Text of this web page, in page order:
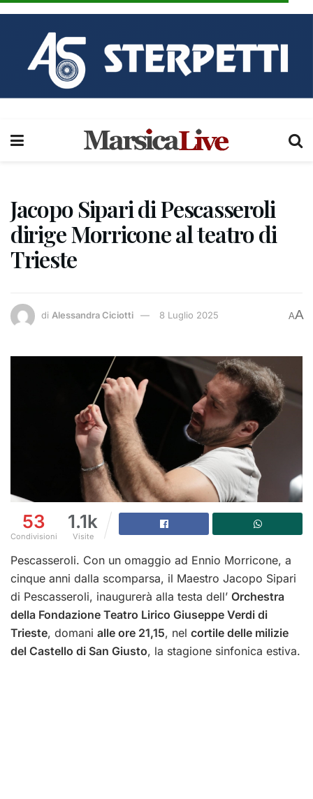
Jacopo Sipari di Pescasseroli
dirige Morricone al teatro di
Trieste
di Alessandra Ciciotti 8 Luglio 2025 AA
53
Condivisioni
1.1k
Visite
Pescasseroli. Con un omaggio ad Ennio Morricone, a
cinque anni dalla scomparsa, il Maestro Jacopo Sipari
di Pescasseroli, inaugurerà alla testa dell’ Orchestra
della Fondazione Teatro Lirico Giuseppe Verdi di
Trieste, domani alle ore 21,15, nel cortile delle milizie
del Castello di San Giusto, la stagione sinfonica estiva.